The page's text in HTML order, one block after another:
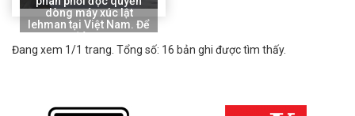
dòng máy xúc lật
lehman tại Việt Nam. Để
đáp ...
Đang xem 1/1 trang. Tổng số: 16 bản ghi được tìm thấy.